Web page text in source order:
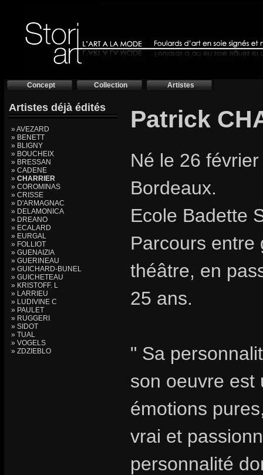
Concept Collection Artistes
Artistes déjà édités
» AVEZARD
» BENETT
» BLIGNY
» BOUCHEIX
» BRESSAN
» CADENE
» CHARRIER
» COROMINAS
» CRISSE
» D'ARMAGNAC
» DELAMONICA
» DREANO
» ECALARD
» EURGAL
» FOLLIOT
» GUENAIZIA
» GUERINEAU
» GUICHARD-BUNEL
» GUICHETEAU
» KRISTOFF. L
» LARRIEU
» LUDIVINE C
» PAULET
» RUGGERI
» SIDOT
» TUAL
» VOGELS
» ZDZIEBLO
Patrick
Né le 26
Bordeaux.
Ecole Badette
Parcours entre
théâtre, en
25 ans.
" Sa
son oeuvre est
émotions
vrai et
personnalité